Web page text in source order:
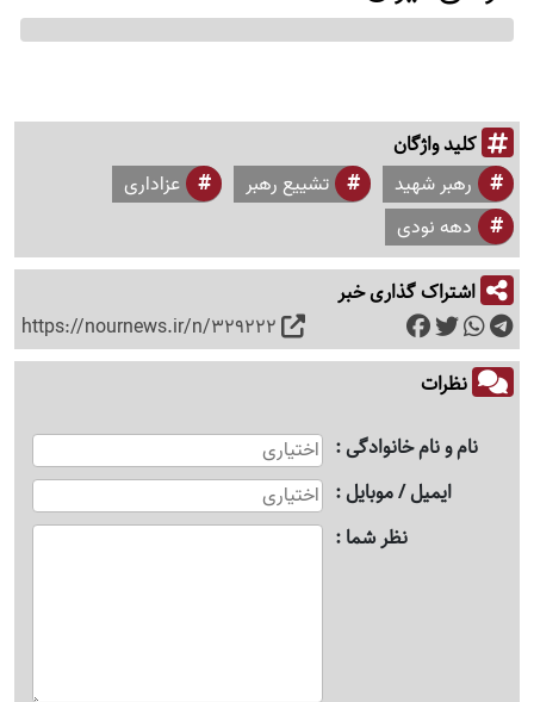
کلید واژگان
رهبر شهید تشییع رهبر
عزاداری
دهه نودی
اشتراک گذاری خبر
https://nournews.ir/n/329222
نظرات
نام و نام خانوادگی
ایمیل / موبایل
نظر شما